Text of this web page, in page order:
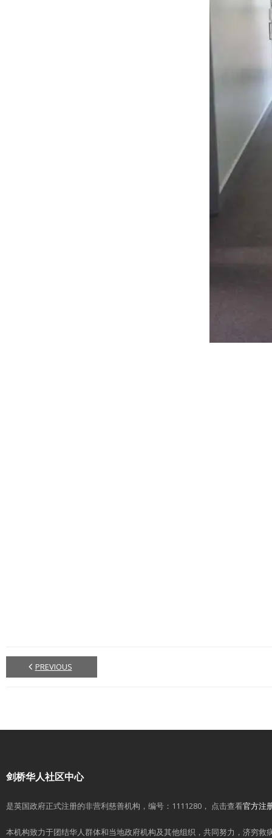
PREVIOUS
剑桥华人社区中心
是英国政府正式注册的非营利慈善机构，编号：1111280， 点击查看官方注
本机构致力于团结华人群体和当地政府机构及其他组织，共同努力，济穷